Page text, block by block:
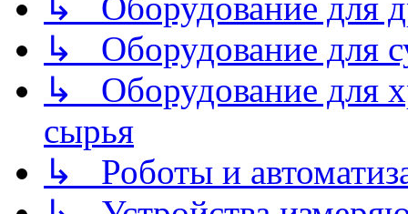
↳ Оборудование для
↳ Оборудование для
↳ Оборудование для
сырья
↳ Роботы и